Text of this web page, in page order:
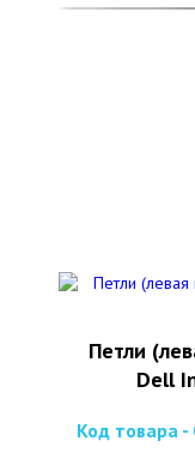
Петли
Dell
Код товара -